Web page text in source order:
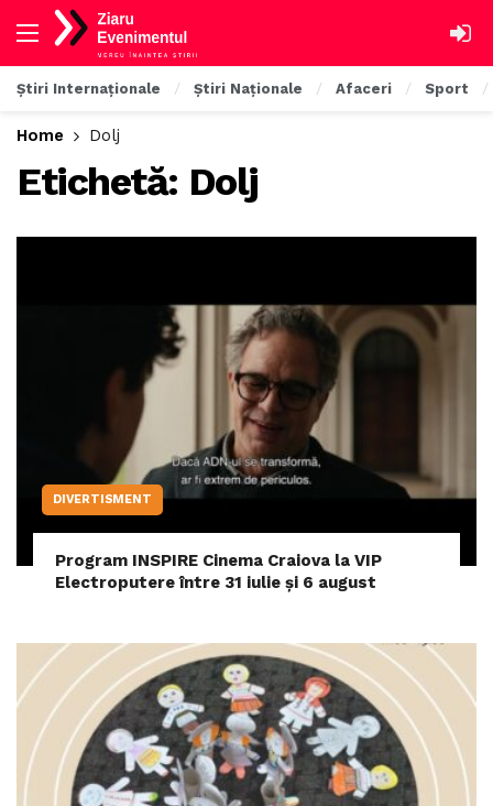
Știri Internaționale Știri Naționale Afaceri Sport
Home Dolj
Etichetă: Dolj
DIVERTISMENT
Program INSPIRE Cinema Craiova la VIP
Electroputere între 31 iulie și 6 august